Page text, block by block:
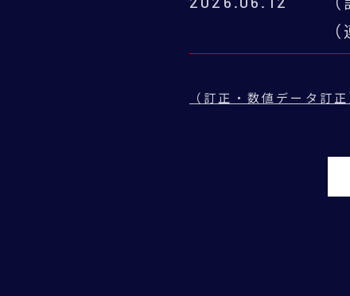
（訂正・数値データ訂